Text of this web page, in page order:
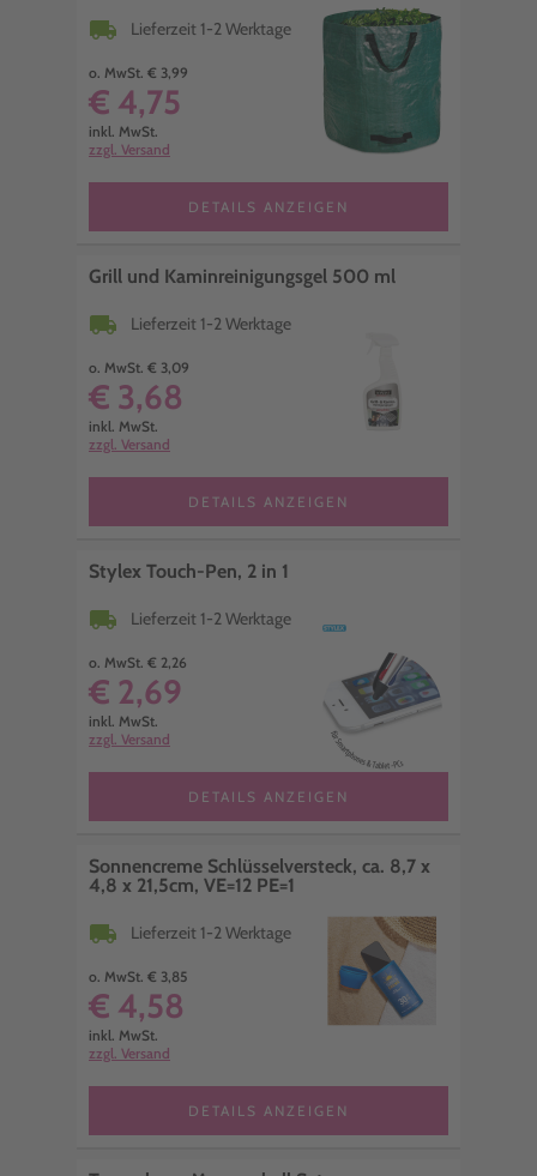
local_shipping Lieferzeit 1-2 Werktage
o. MwSt. € 3,99
€ 4,75
inkl. MwSt.
zzgl. Versand
DETAILS ANZEIGEN
Grill und Kaminreinigungsgel 500 ml
local_shipping Lieferzeit 1-2 Werktage
o. MwSt. € 3,09
€ 3,68
inkl. MwSt.
zzgl. Versand
DETAILS ANZEIGEN
Stylex Touch-Pen, 2 in 1
local_shipping Lieferzeit 1-2 Werktage
o. MwSt. € 2,26
€ 2,69
inkl. MwSt.
zzgl. Versand
DETAILS ANZEIGEN
Sonnencreme Schlüsselversteck, ca. 8,7 x
4,8 x 21,5cm, VE=12 PE=1
local_shipping Lieferzeit 1-2 Werktage
o. MwSt. € 3,85
€ 4,58
inkl. MwSt.
zzgl. Versand
DETAILS ANZEIGEN